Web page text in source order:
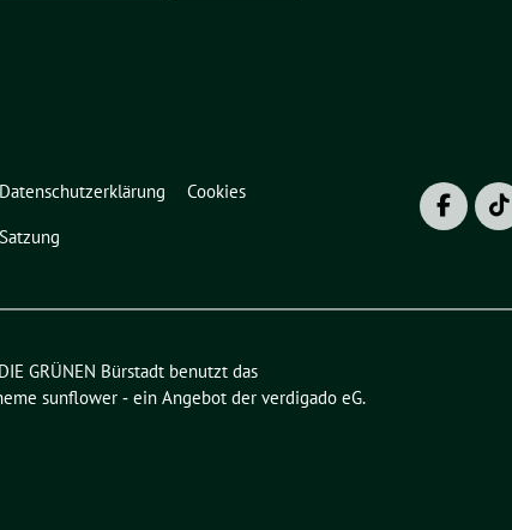
Datenschutzerklärung
Cookies
Satzung
GRÜNEN Bürstadt benutzt das
sunflower ‐ ein Angebot der verdigado eG.